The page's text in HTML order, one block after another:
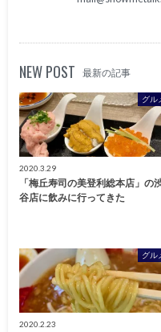
NEW POST 最新の記事
グル
2020.3.29
「梅丘寿司の美登利総本店」の
谷店に飲みに行ってきた
グル
2020.2.23